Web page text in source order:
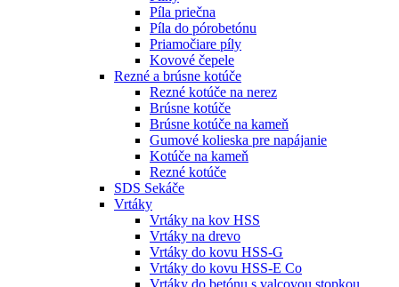
Píla priečna
Píla do pórobetónu
Priamočiare píly
Kovové čepele
Rezné a brúsne kotúče
Rezné kotúče na nerez
Brúsne kotúče
Brúsne kotúče na kameň
Gumové kolieska pre napájanie
Kotúče na kameň
Rezné kotúče
SDS Sekáče
Vrtáky
Vrtáky na kov HSS
Vrtáky na drevo
Vrtáky do kovu HSS-G
Vrtáky do kovu HSS-E Co
Vrtáky do betónu s valcovou stopkou